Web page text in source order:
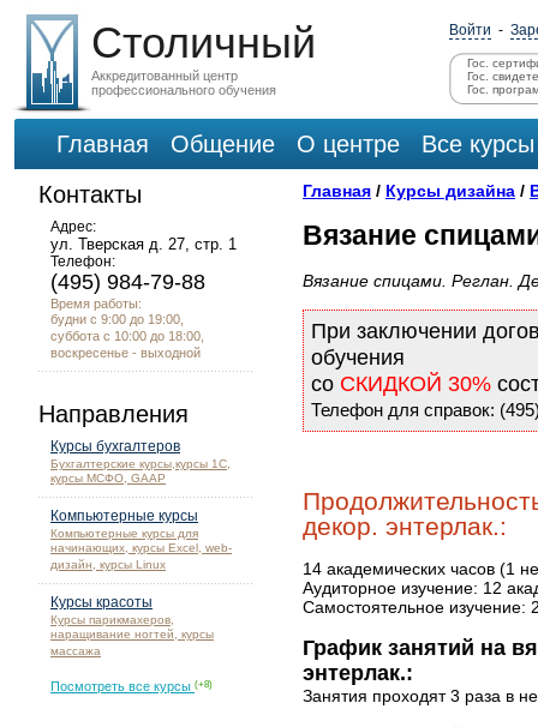
Столичный
Аккредитованный центр
профессионального обучения
Войти -
Гос.
Гос.
Гос.
Главная Общение О центре
Все курсы
Контакты
Адрес:
ул. Тверская д. 27, стр. 1
Телефон:
(495) 984-79-88
Время работы:
будни с 9:00 до 19:00,
суббота с 10:00 до 18:00,
воскресенье - выходной
Направления
Курсы бухгалтеров
Бухгалтерские курсы,курсы 1С,
курсы МСФО, GAAP
Компьютерные курсы
Компьютерные курсы для
начинающих, курсы Excel, web-
дизайн, курсы Linux
Курсы красоты
Курсы парикмахеров,
наращивание ногтей, курсы
массажа
Посмотреть все курсы (+8)
Главная / Курсы дизайна /
Вязание
Вязание спицами. Реглан.
При заключении
обучения
со СКИДКОЙ 30%
Телефон для справок:
декор. энтерлак.:
14 академических часов (1
Аудиторное изучение: 12
Самостоятельное изучение:
График занятий на
энтерлак.:
Занятия проходят 3 раза в